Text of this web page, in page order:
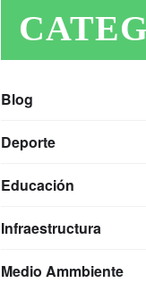
Blog
Deporte
Educación
Infraestructura
Medio Ammbiente